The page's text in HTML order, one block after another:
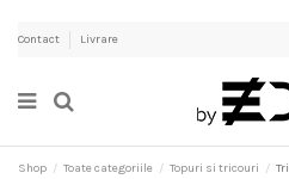
Contact Livrare
Shop Toate categoriile Topuri si tricouri